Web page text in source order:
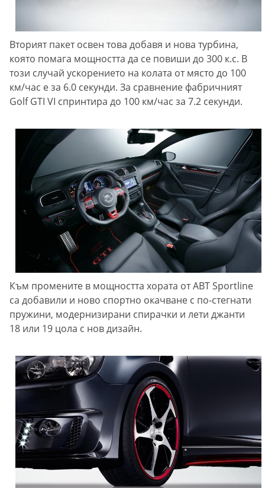
Вторият пакет освен това добавя и нова турбина,
която помага мощността да се повиши до 300 к.с. В
този случай ускорението на колата от място до 100
км/час е за 6.0 секунди. За сравнение фабричният
Golf GTI VI спринтира до 100 км/час за 7.2 секунди.
Към промените в мощността хората от ABT Sportline
са добавили и ново спортно окачване с по-стегнати
пружини, модернизирани спирачки и лети джанти
18 или 19 цола с нов дизайн.